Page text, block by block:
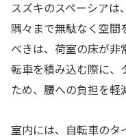
スズキのスペーシアは
隅々まで無駄なく空間
べきは、荷室の床が非
転車を積み込む際に、
ため、腰への負担を軽
室内には、自転車のタ